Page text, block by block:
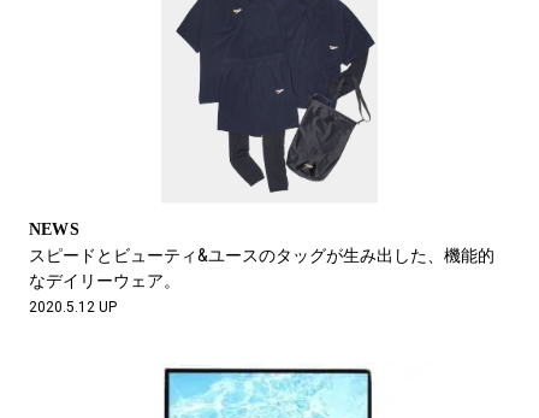
NEWS
スピードとビューティ&ユースのタッグが生み出した、機能的
なデイリーウェア。
2020.5.12 UP